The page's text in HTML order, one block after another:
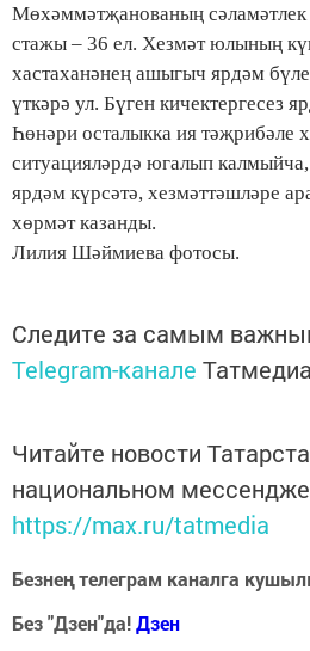
Мөхәммәтҗанованың сәламәтлек
стажы – 36 ел. Хезмәт юлының
хастаханәнең ашыгыч ярдәм
үткәрә ул. Бүген кичектергесез
Һөнәри осталыкка ия тәҗрибәле
ситуацияләрдә югалып
ярдәм күрсәтә, хезмәттәшләре
хөрмәт казанды.
Лилия Шәймиева фотосы.
Следите за самым
Telegram-канале Татмедиа
Читайте новости
национальном
https://max.ru/tatmedia
Безнең телеграм каналга
Без "Дзен"да!Дзен